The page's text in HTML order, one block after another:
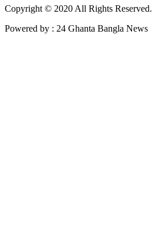
Copyright © 2020 All Rights Reserved.
Powered by : 24 Ghanta Bangla News